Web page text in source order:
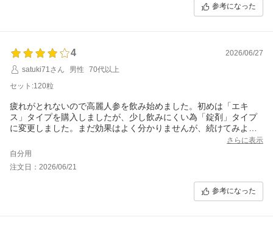
参考になった
4
2026/06/27
satuki71さん
男性
70代以上
セット:120粒
疲れがとれないので高麗人参を飲み始めました。初めは「エキ
ス」タイプを購入しましたが、少し飲みにくい為「錠剤」タイプ
に変更しました。まだ効果はよく分かりませんが、続けてみよう
さらに表示
自分用
注文日：2026/06/21
参考になった